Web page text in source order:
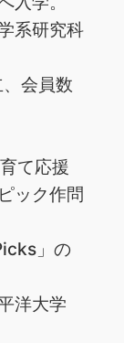
系研究科
会員数
て応援
ック作問
」の
洋大学